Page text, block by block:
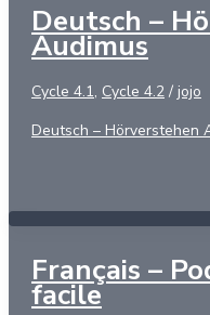
Deutsch –
Audimus
Cycle 4.1, Cycle 4.2 / jojo
Deutsch – Hörverstehen
Français –
facile